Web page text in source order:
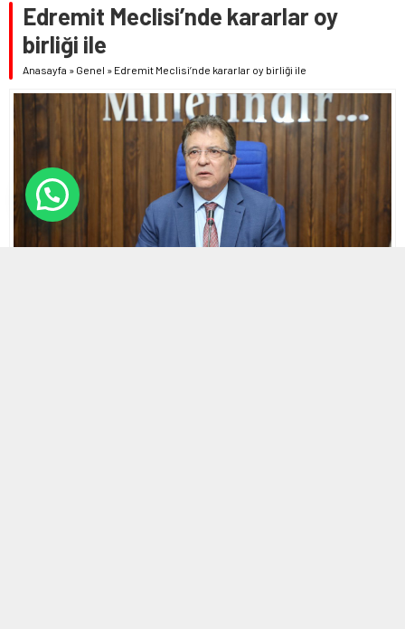
Edremit Meclisi’nde kararlar oy
birliği ile
Anasayfa » Genel » Edremit Meclisi’nde kararlar oy birliği ile